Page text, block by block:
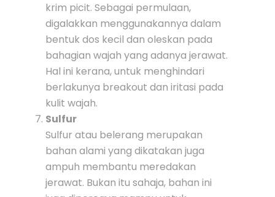
krim picit. Sebagai permulaan,
digalakkan menggunakannya dalam
bentuk dos kecil dan oleskan pada
bahagian wajah yang adanya jerawat.
Hal ini kerana, untuk menghindari
berlakunya breakout dan iritasi pada
kulit wajah.
Sulfur
Sulfur atau belerang merupakan
bahan alami yang dikatakan juga
ampuh membantu meredakan
jerawat. Bukan itu sahaja, bahan ini